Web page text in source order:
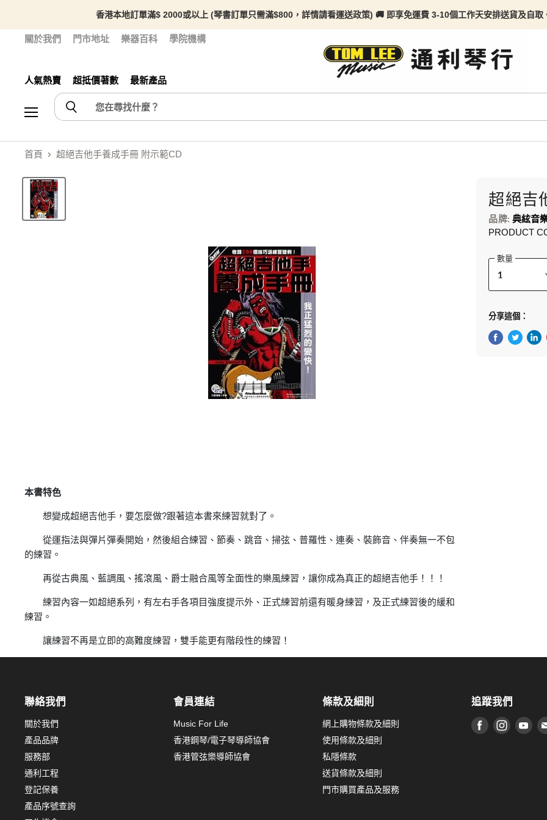
香港本地訂單滿$ 2000或以上 (琴書訂單只需滿$800，詳情請看運送政策) 🚚 即享免運費 3-10個工作天安排送貨及自
關於我們 門市地址 樂器百科 學院機構
人氣熱賣 超抵價著數 最新產品
首頁 超絕吉他手養成手冊 附示範CD
超絕吉
品牌:典絃音
PRODUCT
數量
分享這個：
本書特色
想變成超絕吉他手，要怎麼做?跟著這本書來練習就對了。
從運指法與彈片彈奏開始，然後組合練習、節奏、跳音、掃弦、普羅性、連奏、裝飾音、伴奏無一不包
的練習。
再從古典風、藍調風、搖滾風、爵士融合風等全面性的樂風練習，讓你成為真正的超絕吉他手！！！
練習內容一如超絕系列，有左右手各項目強度提示外、正式練習前還有暖身練習，及正式練習後的緩和
練習。
讓練習不再是立即的高難度練習，雙手能更有階段性的練習！
聯絡我們
關於我們
產品品牌
服務部
通利工程
登記保養
產品序號查詢
會員連結
Music For Life
香港鋼琴/電子琴導師協會
香港管弦樂導師協會
條款及細則
網上購物條款及細則
使用條款及細則
私隱條款
送貨條款及細則
門市購買產品及服務
追蹤我們
在 Facebook 上
在 在